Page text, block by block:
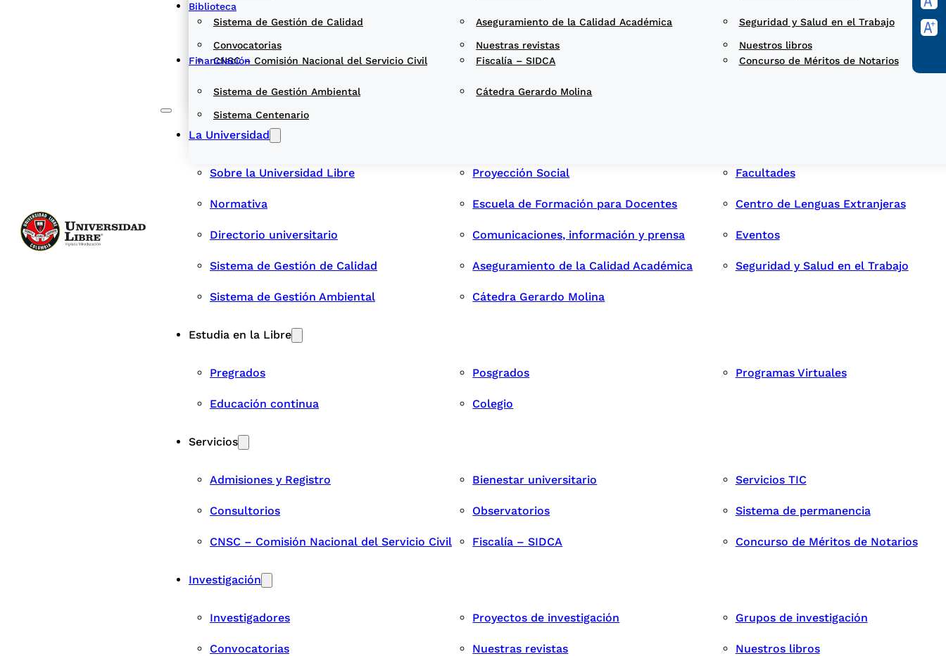
Sistema de Gestión de Calidad Aseguramiento de la Calidad Académica Seguridad y Salud en el Trabajo
Sistema de Gestión Ambiental Cátedra Gerardo Molina
CNSC – Comisión Nacional del Servicio Civil Fiscalía – SIDCA Concurso de Méritos de Notarios
Convocatorias Nuestras revistas Nuestros libros
Sistema Centenario
Biblioteca
Financiación
La Universidad
Sobre la Universidad Libre Proyección Social Facultades
Normativa Escuela de Formación para Docentes Centro de Lenguas Extranjeras
Directorio universitario Comunicaciones, información y prensa Eventos
Sistema de Gestión de Calidad Aseguramiento de la Calidad Académica Seguridad y Salud en el Trabajo
Sistema de Gestión Ambiental Cátedra Gerardo Molina
Estudia en la Libre
Pregrados Posgrados Programas Virtuales
Educación continua Colegio
Servicios
Admisiones y Registro Bienestar universitario Servicios TIC
Consultorios Observatorios Sistema de permanencia
CNSC – Comisión Nacional del Servicio Civil Fiscalía – SIDCA Concurso de Méritos de Notarios
Investigación
Investigadores Proyectos de investigación Grupos de investigación
Convocatorias Nuestras revistas Nuestros libros